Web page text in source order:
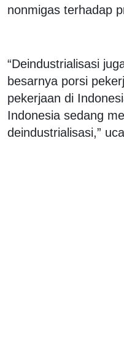
nonmigas terhadap
“Deindustrialisasi
besarnya porsi
pekerjaan di
Indonesia sedang
deindustrialisasi,”